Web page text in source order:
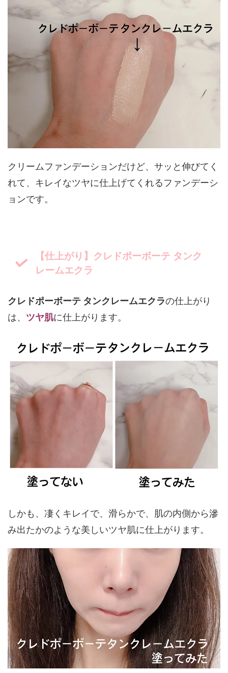
クリームファンデーションだけど、サッと伸びてく
れて、キレイなツヤに仕上げてくれるファンデーシ
ョンです。
【仕上がり】クレドポーボーテ タンク
レームエクラ
クレドポーボーテ タンクレームエクラの仕上がり
は、 ツヤ肌に仕上がります。
しかも、凄くキレイで、滑らかで、肌の内側から滲
み出たかのような美しいツヤ肌に仕上がります。